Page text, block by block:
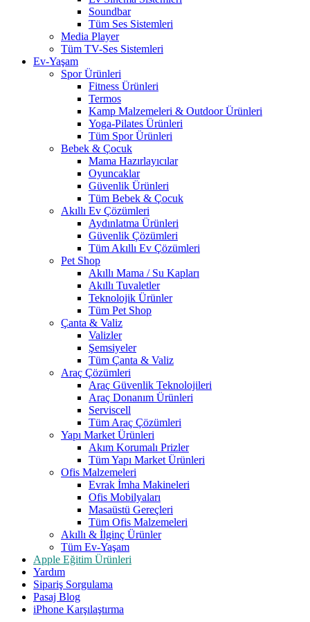
Soundbar
Tüm Ses Sistemleri
Media Player
Tüm TV-Ses Sistemleri
Ev-Yaşam
Spor Ürünleri
Fitness Ürünleri
Termos
Kamp Malzemeleri & Outdoor Ürünleri
Yoga-Pilates Ürünleri
Tüm Spor Ürünleri
Bebek & Çocuk
Mama Hazırlayıcılar
Oyuncaklar
Güvenlik Ürünleri
Tüm Bebek & Çocuk
Akıllı Ev Çözümleri
Aydınlatma Ürünleri
Güvenlik Çözümleri
Tüm Akıllı Ev Çözümleri
Pet Shop
Akıllı Mama / Su Kapları
Akıllı Tuvaletler
Teknolojik Ürünler
Tüm Pet Shop
Çanta & Valiz
Valizler
Şemsiyeler
Tüm Çanta & Valiz
Araç Çözümleri
Araç Güvenlik Teknolojileri
Araç Donanım Ürünleri
Serviscell
Tüm Araç Çözümleri
Yapı Market Ürünleri
Akım Korumalı Prizler
Tüm Yapı Market Ürünleri
Ofis Malzemeleri
Evrak İmha Makineleri
Ofis Mobilyaları
Masaüstü Gereçleri
Tüm Ofis Malzemeleri
Akıllı & İlginç Ürünler
Tüm Ev-Yaşam
Apple Eğitim Ürünleri
Yardım
Sipariş Sorgulama
Pasaj Blog
iPhone Karşılaştırma